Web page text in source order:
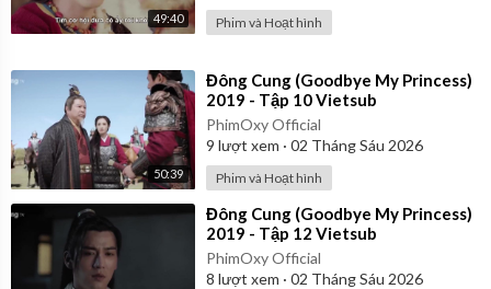
49:40 Phim và Hoạt hình
50:39
⁣Đông Cung (Goodbye My Princess)
2019 - Tập 10 Vietsub
PhimOxy Official
9 lượt xem · 02 Tháng Sáu 2026
Phim và Hoạt hình
⁣Đông Cung (Goodbye My Princess)
2019 - Tập 12 Vietsub
PhimOxy Official
8 lượt xem · 02 Tháng Sáu 2026